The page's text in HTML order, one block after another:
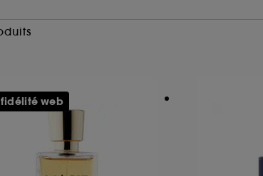
fidélité web